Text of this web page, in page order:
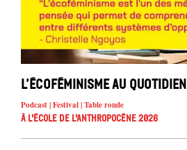
L’écoféminisme au quotidien
Podcast | Festival | Table ronde
À l'école de l'Anthropocène 2026